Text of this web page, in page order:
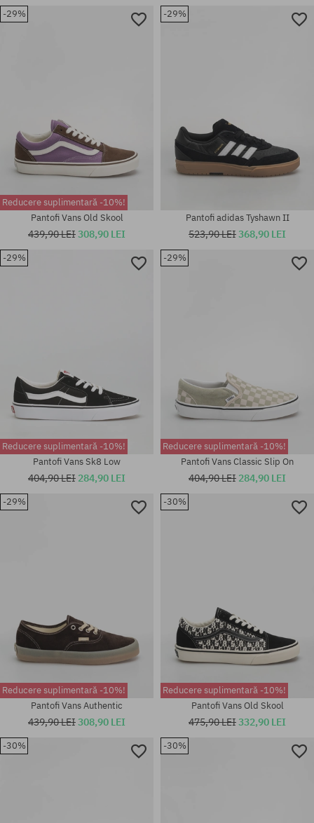
Mărimi existente:
38 2/3; 39 1/3; 40; 40 2/3; 41
-29%
Mărimi existente:
Reducere suplimentară -10%!
Pantofi Vans Old Skool
439,90 LEI308,90 LEI
-29%
Mărimi existente:
38 2/3; 39 1/3; 40; 40 2/3; 41
Pantofi adidas Tyshawn II
523,90 LEI368,90 LEI
-29%
Reducere suplimentară -10%!
Pantofi Vans Sk8 Low
404,90 LEI 284,90 LEI
-29%
Reducere suplimentară -10%!
Pantofi Vans Classic Slip On
404,90 LEI 284,90 LEI
-29%
Reducere suplimentară -10%!
Pantofi Vans Authentic
439,90 LEI308,90 LEI
-30%
Reducere suplimentară -10%!
Pantofi Vans Old Skool
475,90 LEI332,90 LEI
-30% -30%